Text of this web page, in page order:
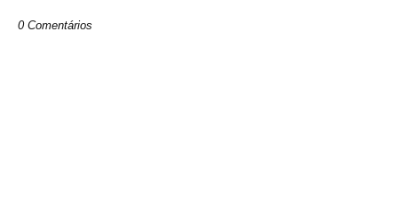
0 Comentários